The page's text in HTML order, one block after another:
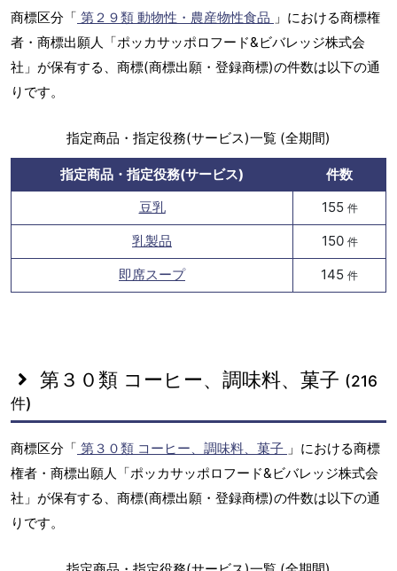
商標区分「 第２９類 動物性・農産物性食品 」における商標権
者・商標出願人「ポッカサッポロフード&ビバレッジ株式会
社」が保有する、商標(商標出願・登録商標)の件数は以下の通
りです。
指定商品・指定役務(サービス)一覧 (全期間)
指定商品・指定役務(サービス)
件数
豆乳
155 件
乳製品 150 件
即席スープ 145 件
第３０類 コーヒー、調味料、菓子 (216
件)
商標区分「 第３０類 コーヒー、調味料、菓子 」における商標
権者・商標出願人「ポッカサッポロフード&ビバレッジ株式会
社」が保有する、商標(商標出願・登録商標)の件数は以下の通
りです。